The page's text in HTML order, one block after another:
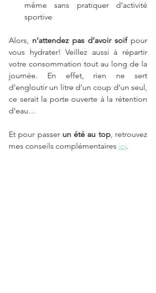
même sans pratiquer d’activité
sportive
Alors, n’attendez pas d’avoir soif pour
vous hydrater! Veillez aussi à répartir
votre consommation tout au long de la
journée. En effet, rien ne sert
d’engloutir un litre d’un coup d’un seul,
ce serait la porte ouverte à la rétention
d’eau…
Et pour passer un été au top, retrouvez
mes conseils complémentaires ici.